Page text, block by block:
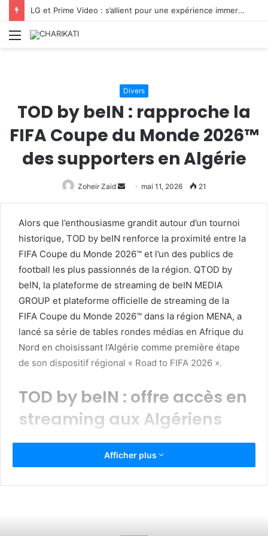
LG et Prime Video : s’allient pour une expérience immersive autour de Masters of the Universe
Menu
Divers
TOD by beIN : rapproche la
FIFA Coupe du Monde 2026™
des supporters en Algérie
Zoheir Zaid
Envoyermai 11, 2026 21
Alors que l’enthousiasme grandit autour d’un tournoi
historique, TOD by beIN renforce la proximité entre la
FIFA Coupe du Monde 2026™ et l’un des publics de
football les plus passionnés de la région. QTOD by
beIN, la plateforme de streaming de beIN MEDIA
GROUP et plateforme officielle de streaming de la
FIFA Coupe du Monde 2026™ dans la région MENA, a
lancé sa série de tables rondes médias en Afrique du
Nord en choisissant l’Algérie comme première étape
de son dispositif régional « Road to FIFA 2026 ».
TOD by beIN : offre accès en
streaming aux Algériens
La FIFA Coupe du Monde 2026™ s’annonce comme un
événement majeur pour la région, portée par une
Afficher plus